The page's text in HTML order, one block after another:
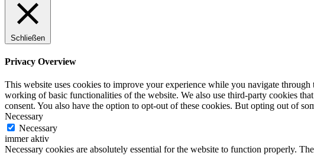
Schließen
Privacy Overview
This website uses cookies to improve your experience while you navigate
working of basic functionalities of the website. We also use third-party cookies
consent. You also have the option to opt-out of these cookies. But opting out of
Necessary
Necessary
immer aktiv
Necessary cookies are absolutely essential for the website to function properly.